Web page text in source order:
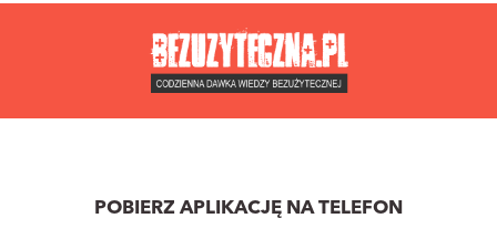
POBIERZ APLIKACJĘ NA TELEFON